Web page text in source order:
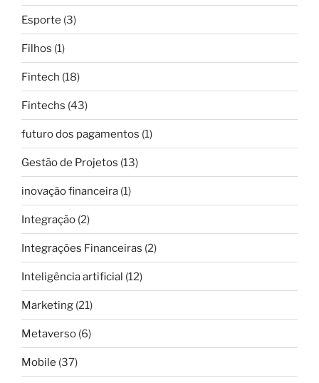
Esporte (3)
Filhos (1)
Fintech (18)
Fintechs (43)
futuro dos pagamentos (1)
Gestão de Projetos (13)
inovação financeira (1)
Integração (2)
Integrações Financeiras (2)
Inteligência artificial (12)
Marketing (21)
Metaverso (6)
Mobile (37)